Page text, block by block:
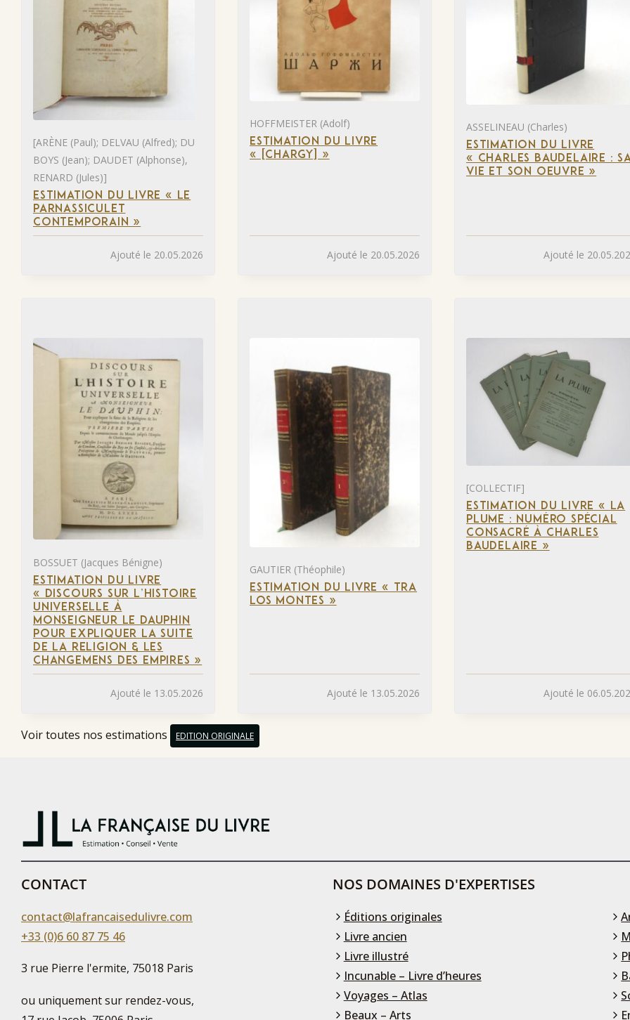
[ARÈNE (Paul); DELVAU (Alfred); DU
BOYS (Jean); DAUDET (Alphonse),
RENARD (Jules)]
ESTIMATION DU LIVRE « LE
PARNASSICULET
CONTEMPORAIN »
Ajouté le 20.05.2026
HOFFMEISTER (Adolf)
ESTIMATION DU LIVRE
« [CHARGY] »
Ajouté le 20.05.2026
ASSELINEAU (Charles)
ESTIMATION DU LIVRE
« CHARLES BAUDELAIRE :
VIE ET SON OEUVRE »
Ajouté le
BOSSUET (Jacques Bénigne)
ESTIMATION DU LIVRE
« DISCOURS SUR L’HISTOIRE
UNIVERSELLE À
MONSEIGNEUR LE DAUPHIN
POUR EXPLIQUER LA SUITE
DE LA RELIGION & LES
CHANGEMENS DES EMPIRES »
Ajouté le 13.05.2026
GAUTIER (Théophile)
ESTIMATION DU LIVRE « TRA
LOS MONTES »
Ajouté le 13.05.2026
[COLLECTIF]
ESTIMATION DU LIVRE « LA
PLUME : NUMÉRO SPÉCIAL
CONSACRÉ À CHARLES
BAUDELAIRE »
Ajouté le
Voir toutes nos estimations EDITION ORIGINALE
CONTACT
contact@lafrancaisedulivre.com
+33 (0)6 60 87 75 46
3 rue Pierre l'ermite, 75018 Paris
ou uniquement sur rendez-vous,
NOS DOMAINES D'EXPERTISES
Éditions originales
Livre ancien
Livre illustré
Incunable – Livre d’heures
Voyages – Atlas
Beaux – Arts